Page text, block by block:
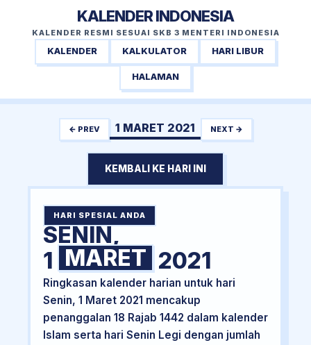
KALENDER INDONESIA
KALENDER RESMI SESUAI SKB 3 MENTERI INDONESIA
KALENDER KALKULATOR HARI LIBUR
HALAMAN
← PREV 1 MARET 2021 NEXT →
KEMBALI KE HARI INI
HARI SPESIAL ANDA
SENIN,
1 MARET 2021
Ringkasan kalender harian untuk hari
Senin, 1 Maret 2021 mencakup
penanggalan 18 Rajab 1442 dalam kalender
Islam serta hari Senin Legi dengan jumlah